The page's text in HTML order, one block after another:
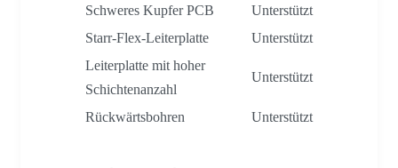
Schweres Kupfer PCB
Unterstützt
Starr-Flex-Leiterplatte
Unterstützt
Leiterplatte mit hoher
Schichtenanzahl
Unterstützt
Rückwärtsbohren Unterstützt